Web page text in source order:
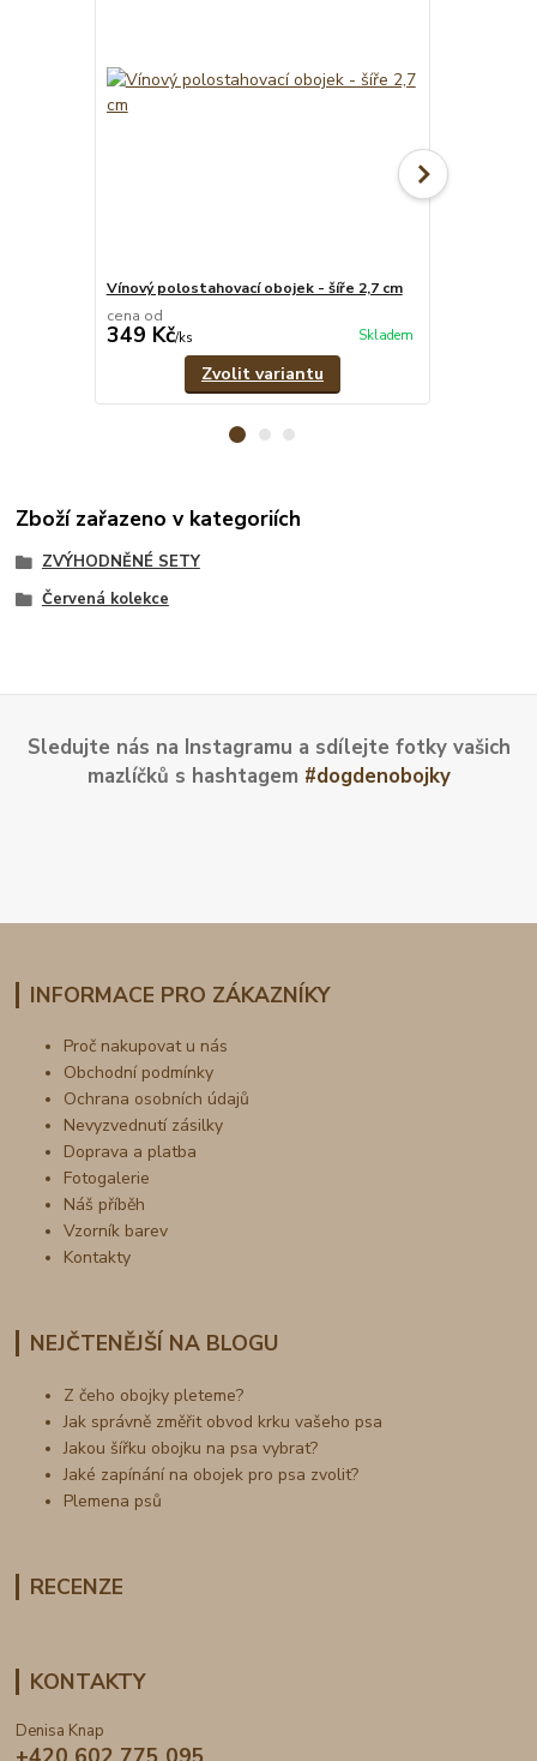
Vínový polostahovací obojek - šíře 2,7 cm
cena od
349 Kč/ks Skladem
Zvolit variantu
Zboží zařazeno v kategoriích
ZVÝHODNĚNÉ SETY
Červená kolekce
Sledujte nás na Instagramu a sdílejte fotky vašich
mazlíčků s hashtagem #dogdenobojky
INFORMACE PRO ZÁKAZNÍKY
Proč nakupovat u nás
Obchodní podmínky
Ochrana osobních údajů
Nevyzvednutí zásilky
Doprava a platba
Fotogalerie
Náš příběh
Vzorník barev
Kontakty
NEJČTENĚJŠÍ NA BLOGU
Z čeho obojky pleteme?
Jak správně změřit obvod krku vašeho psa
Jakou šířku obojku na psa vybrat?
Jaké zapínání na obojek pro psa zvolit?
Plemena psů
RECENZE
KONTAKTY
Denisa Knap